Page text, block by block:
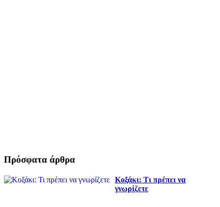
Πρόσφατα άρθρα
Κοξάκι: Τι πρέπει να
γνωρίζετε